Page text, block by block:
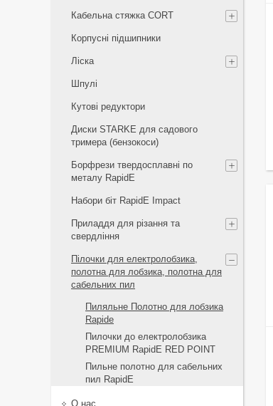
Кабельна стяжка СORT
Корпусні підшипники
Ліска
Шпулі
Кутові редуктори
Диски STARKE для садового
тримера (бензокоси)
Борфрези твердосплавні по
металу RapidE
Набори біт RapidE Impact
Приладдя для різання та
свердління
Пілочки для електролобзика,
полотна для лобзика, полотна для
сабельних пил
Пиляльне Полотно для лобзика
Rapide
Пилочки до електролобзика
PREMIUM RapidE RED POINT
Пильне полотно для сабельних
пил RapidE
О нас